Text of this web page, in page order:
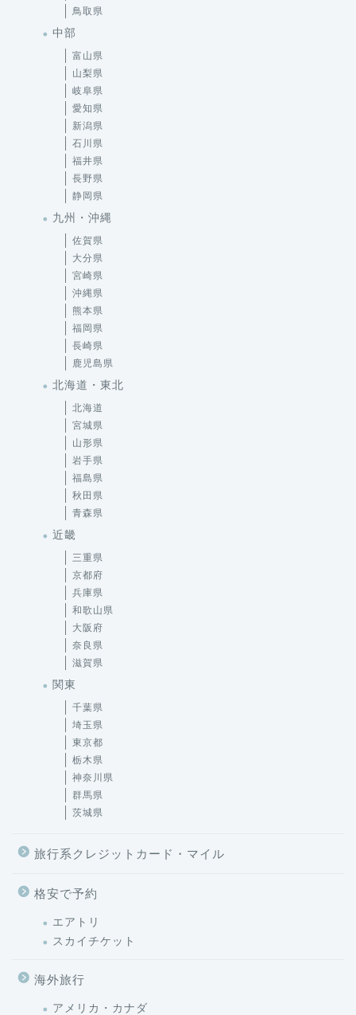
鳥取県
中部
富山県
山梨県
岐阜県
愛知県
新潟県
石川県
福井県
長野県
静岡県
九州・沖縄
佐賀県
大分県
宮崎県
沖縄県
熊本県
福岡県
長崎県
鹿児島県
北海道・東北
北海道
宮城県
山形県
岩手県
福島県
秋田県
青森県
近畿
三重県
京都府
兵庫県
和歌山県
大阪府
奈良県
滋賀県
関東
千葉県
埼玉県
東京都
栃木県
神奈川県
群馬県
茨城県
旅行系クレジットカード・マイル
格安で予約
エアトリ
スカイチケット
海外旅行
アメリカ・カナダ